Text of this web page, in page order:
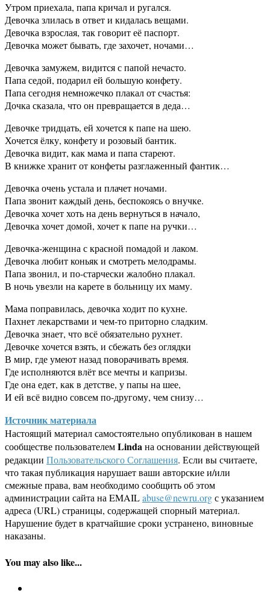
Утром приехала, папа кричал и ругался.
Девочка злилась в ответ и кидалась вещами.
Девочка взрослая, так говорит её паспорт.
Девочка может бывать, где захочет, ночами…
Девочка замужем, видится с папой нечасто.
Папа седой, подарил ей большую конфету.
Папа сегодня немножечко плакал от счастья:
Дочка сказала, что он превращается в деда…
Девочке тридцать, ей хочется к папе на шею.
Хочется ёлку, конфету и розовый бантик.
Девочка видит, как мама и папа стареют.
В книжке хранит от конфеты разглаженный фантик…
Девочка очень устала и плачет ночами.
Папа звонит каждый день, беспокоясь о внучке.
Девочка хочет хоть на день вернуться в начало,
Девочка хочет домой, хочет к папе на ручки…
Девочка-женщина с красной помадой и лаком.
Девочка любит коньяк и смотреть мелодрамы.
Папа звонил, и по-старчески жалобно плакал.
В ночь увезли на карете в больницу их маму.
Мама поправилась, девочка ходит по кухне.
Пахнет лекарствами и чем-то приторно сладким.
Девочка знает, что всё обязательно рухнет.
Девочке хочется взять, и сбежать без оглядки
В мир, где умеют назад поворачивать время.
Где исполняются влёт все мечты и капризы.
Где она едет, как в детстве, у папы на шее,
И ей всё видно совсем по-другому, чем снизу…
Источник материала
Настоящий материал самостоятельно опубликован в нашем
сообществе пользователемLindaна основании действующей
редакции Пользовательского Соглашения. Если вы считаете,
что такая публикация нарушает ваши авторские и/или
смежные права, вам необходимо сообщить об этом
администрации сайта на EMAILabuse@newru.orgс указанием
адреса (URL) страницы, содержащей спорный материал.
Нарушение будет в кратчайшие сроки устранено, виновные
наказаны.
You may also like...